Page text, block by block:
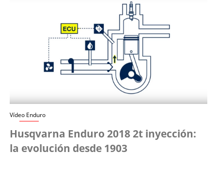
Vídeo Enduro
Husqvarna Enduro 2018 2t inyección:
la evolución desde 1903